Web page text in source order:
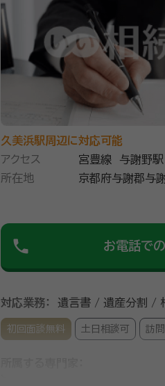
久美浜駅周辺に対応可能
アクセス
宮豊線 与謝野
所在地
京都府与謝郡与謝
phone お電話で
対応業務： 遺言書 / 遺産分割 /
初回面談無料 土日相談可 訪問